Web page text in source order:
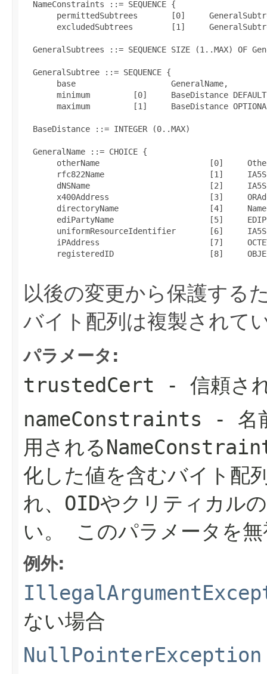
  NameConstraints ::= SEQUENCE {
permittedSubtrees       [0]
excludedSubtrees        [1]
GeneralSubtrees ::= SEQUENCE SIZE (1..MAX) OF
  GeneralSubtree ::= SEQUENCE {
       base                    GeneralName,
minimum         [0]     BaseDistance
maximum         [1]     BaseDistance
  BaseDistance ::= INTEGER (0..MAX)
  GeneralName ::= CHOICE {
otherName                       [0]
rfc822Name                      [1]
dNSName                         [2]
x400Address                     [3]
directoryName                   [4]
ediPartyName                    [5]
uniformResourceIdentifier       [6]
iPAddress                       [7]
registeredID                    [8]
以後の変更から保護する
バイト配列は複製されて
パラメータ:
trustedCert - 信頼さ
nameConstraints - 名
用される
化した値を含むバイト配
れ、OIDやクリティカル
い。
このパラメータを
例外:
ない場合
NullPointerException